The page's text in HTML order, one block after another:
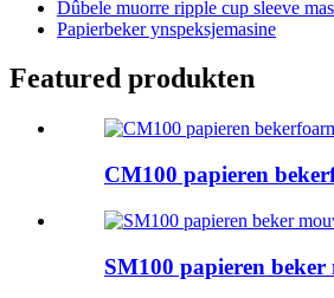
Dûbele muorre ripple cup sleeve
Papierbeker ynspeksjemasine
Featured produkten
CM100 papieren
SM100 papieren beker